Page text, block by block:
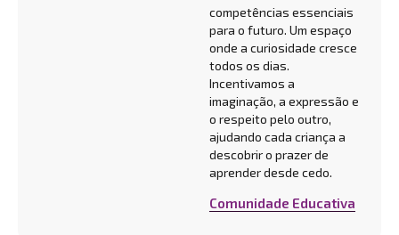
competências essenciais
para o futuro. Um espaço
onde a curiosidade cresce
todos os dias.
Incentivamos a
imaginação, a expressão e
o respeito pelo outro,
ajudando cada criança a
descobrir o prazer de
aprender desde cedo.
Comunidade Educativa